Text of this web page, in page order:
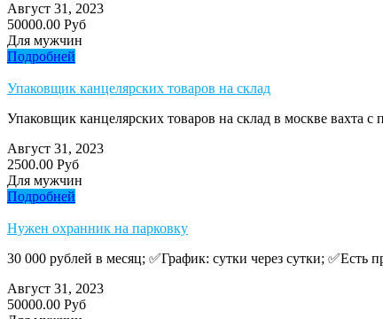
Август 31, 2023
50000.00 Руб
Для мужчин
Подробней
Упаковщик канцелярских товаров на склад
Упаковщик канцелярских товаров на склад в москве вахта
Август 31, 2023
2500.00 Руб
Для мужчин
Подробней
Нужен охранник на парковку
30 000 рублей в месяц; ✅График: сутки через сутки;
Август 31, 2023
50000.00 Руб